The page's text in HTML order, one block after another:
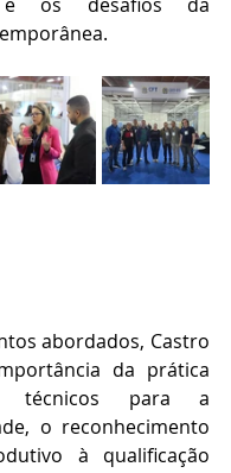
abordados, Castro
da prática
técnicos para a
o reconhecimento
à qualificação